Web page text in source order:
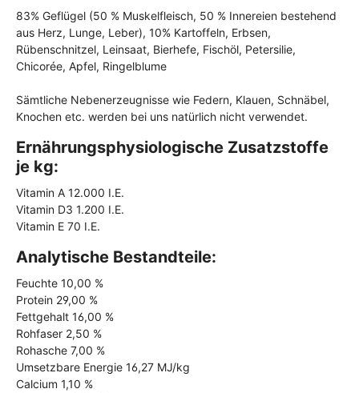
83% Geflügel (50 % Muskelfleisch, 50 % Innereien bestehend
aus Herz, Lunge, Leber), 10% Kartoffeln, Erbsen,
Rübenschnitzel, Leinsaat, Bierhefe, Fischöl, Petersilie,
Chicorée, Apfel, Ringelblume
Sämtliche Nebenerzeugnisse wie Federn, Klauen, Schnäbel,
Knochen etc. werden bei uns natürlich nicht verwendet.
Ernährungsphysiologische Zusatzstoffe
je kg:
Vitamin A 12.000 I.E.
Vitamin D3 1.200 I.E.
Vitamin E 70 I.E.
Analytische Bestandteile:
Feuchte 10,00 %
Protein 29,00 %
Fettgehalt 16,00 %
Rohfaser 2,50 %
Rohasche 7,00 %
Umsetzbare Energie 16,27 MJ/kg
Calcium 1,10 %